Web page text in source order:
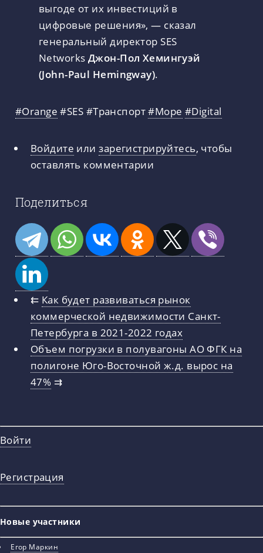
выгоде от их инвестиций в
цифровые решения», — сказал
генеральный директор SES
Networks Джон-Пол Хемингуэй
(John-Paul Hemingway).
#Orange #SES #Транспорт#Море #Digital
Войдите илизарегистрируйтесь, чтобы
оставлять комментарии
Поделиться
⇇ Как будет развиваться рынок
коммерческой недвижимости Санкт-
Петербурга в 2021-2022 годах
Объем погрузки в полувагоны АО ФГК на
полигоне Юго-Восточной ж.д. вырос на
47% ⇉
Войти
Регистрация
Новые участники
Егор Маркин